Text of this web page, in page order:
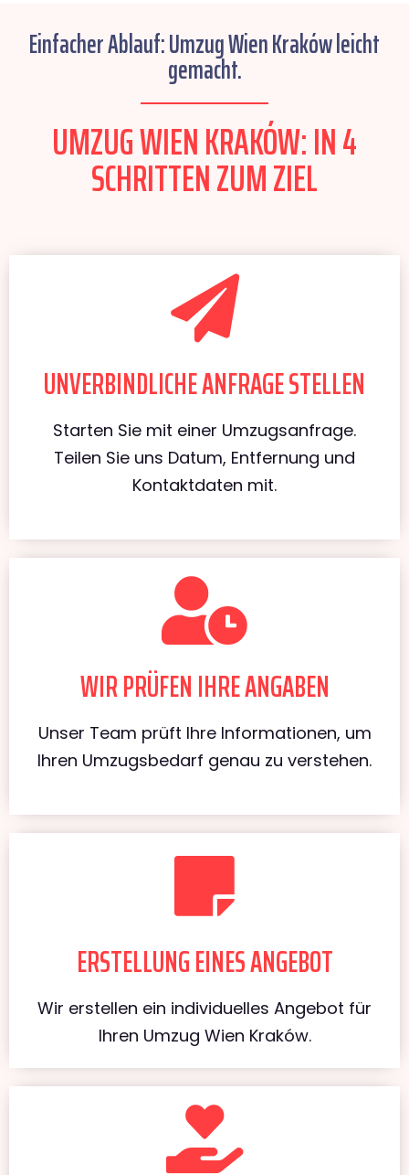
Einfacher Ablauf: Umzug Wien Kraków leicht
gemacht.
UMZUG WIEN KRAKÓW: IN 4
SCHRITTEN ZUM ZIEL
UNVERBINDLICHE ANFRAGE STELLEN
Starten Sie mit einer Umzugsanfrage.
Teilen Sie uns Datum, Entfernung und
Kontaktdaten mit.
WIR PRÜFEN IHRE ANGABEN
Unser Team prüft Ihre Informationen, um
Ihren Umzugsbedarf genau zu verstehen.
ERSTELLUNG EINES ANGEBOT
Wir erstellen ein individuelles Angebot für
Ihren Umzug Wien Kraków.